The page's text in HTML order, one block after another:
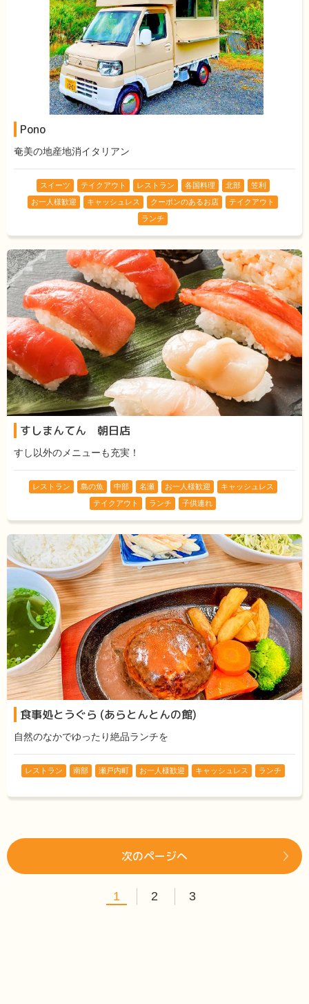
Pono
奄美の地産地消イタリアン
スイーツ テイクアウト レストラン 各国料理 北部
笠利
お一人様歓迎
キャッシュレス クーポンのあるお店
テイクアウト
ランチ
すしまんてん 朝日店
すし以外のメニューも充実！
レストラン 島の魚 中部 名瀬 お一人様歓迎
キャッシュレス
テイクアウト
ランチ 子供連れ
食事処とうぐら (あらとんとんの館)
自然のなかでゆったり絶品ランチを
レストラン 南部 瀬戸内町 お一人様歓迎 キャッシュレス ランチ
次のページへ
1 2 3